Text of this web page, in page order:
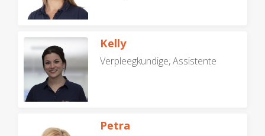
Kelly
Verpleegkundige, Assistente
Petra